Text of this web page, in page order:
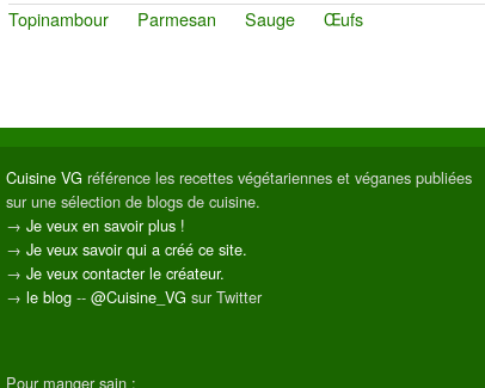
Topinambour Parmesan Sauge Œufs
Cuisine VG référence les recettes végétariennes et véganes publiées
sur une sélection de blogs de cuisine.
→Je veux en savoir plus !
→Je veux savoir qui a créé ce site.
→Je veux contacter le créateur.
→le blog --@Cuisine_VG sur Twitter
Pour manger sain :